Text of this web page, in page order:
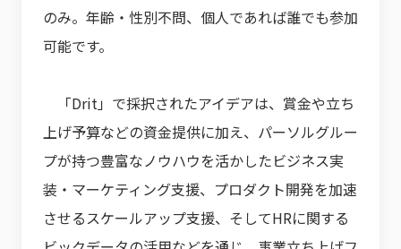
のみ。年齢・性別不問、個人であれば誰でも参加
可能です。
「Drit」で採択されたアイデアは、賞金や立ち
上げ予算などの資金提供に加え、パーソルグルー
プが持つ豊富なノウハウを活かしたビジネス実
装・マーケティング支援、プロダクト開発を加速
させるスケールアップ支援、そしてHRに関する